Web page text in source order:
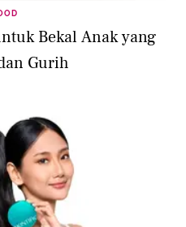
Bekal Anak yang
Gurih